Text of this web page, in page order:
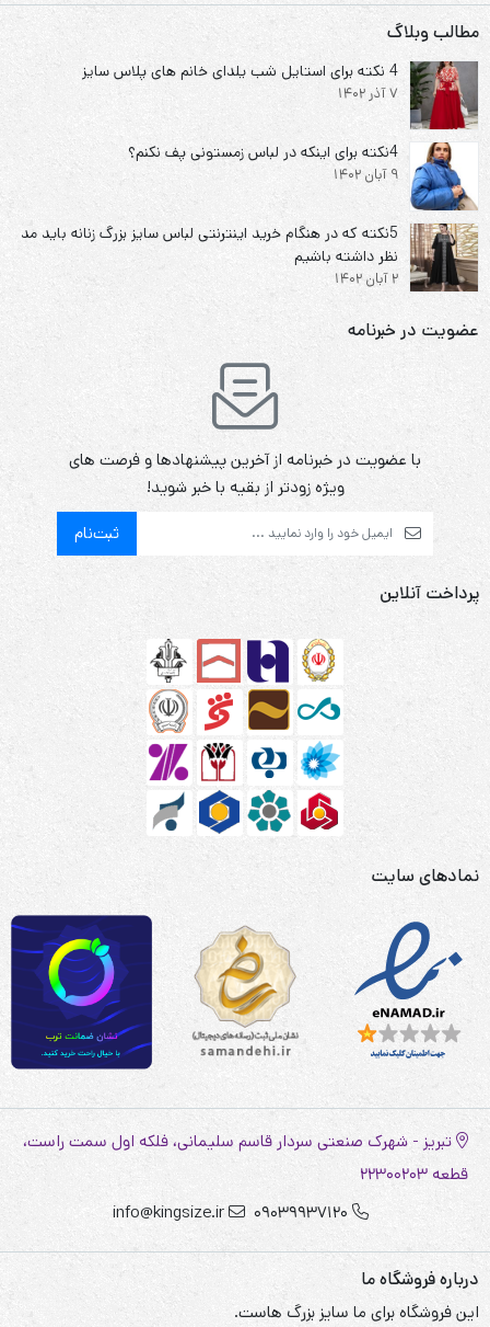
مطالب وبلاگ
4 نکته برای استایل شب یلدای خانم های پلاس سایز
7 آذر 1402
4نکته برای اینکه در لباس زمستونی پف نکنم؟
9 آبان 1402
5نکته که در هنگام خرید اینترنتی لباس سایز بزرگ زنانه باید مد
نظر داشته باشیم
2 آبان 1402
عضویت در خبرنامه
با عضویت در خبرنامه از آخرین پیشنهادها و فرصت های
ویژه زودتر از بقیه با خبر شوید!
ثبت‌نام
پرداخت آنلاین
نمادهای سایت
تبریز - شهرک صنعتی سردار قاسم سلیمانی، فلکه اول سمت راست،
قطعه 22300203
09039937120
info@kingsize.ir
درباره فروشگاه ما
این فروشگاه برای ما سایز بزرگ هاست.